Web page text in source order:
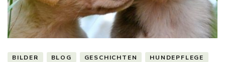
BILDER BLOG GESCHICHTEN
HUNDEPFLEGE